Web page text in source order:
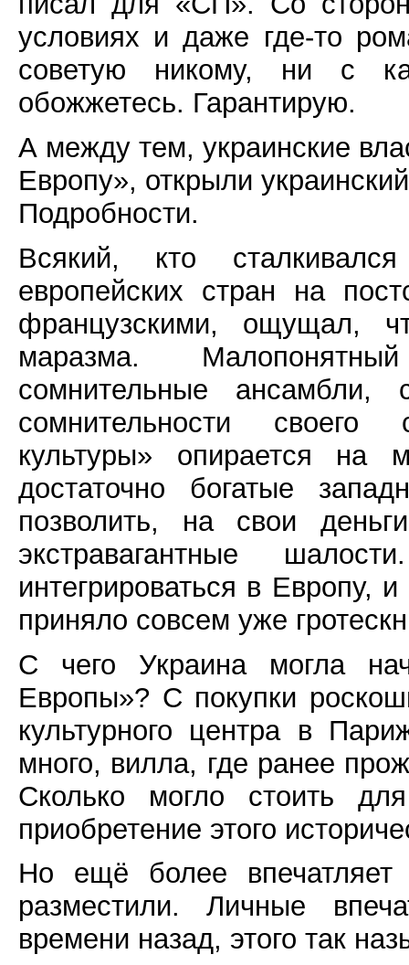
условиях и даже где-то
советую никому, ни с
обожжетесь. Гарантирую.
А между тем, украинские
Европу», открыли
Подробности.
Всякий, кто
европейских стран на
французскими, ощущал,
маразма.
сомнительные
сомнительности своего
культуры» опирается
достаточно богатые
позволить, на свои
экстравагантные
интегрироваться в Европу,
приняло совсем уже
С чего Украина могла
Европы»? С покупки
культурного центра в
много, вилла, где ранее
Сколько могло стоить
приобретение этого
Но ещё более впечатляет
разместили. Личные
времени назад, этого так